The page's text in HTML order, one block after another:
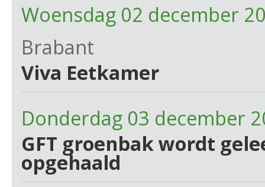
Woensdag 02 december
Brabant
Viva Eetkamer
Donderdag 03 december
GFT groenbak wordt
opgehaald